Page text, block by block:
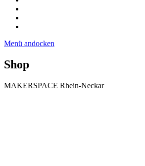
Menü andocken
Shop
MAKERSPACE Rhein-Neckar